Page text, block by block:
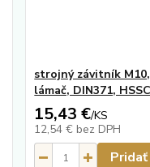
strojný závitník
lámač, DIN371,
15,43 €/KS
12,54 € bez DPH